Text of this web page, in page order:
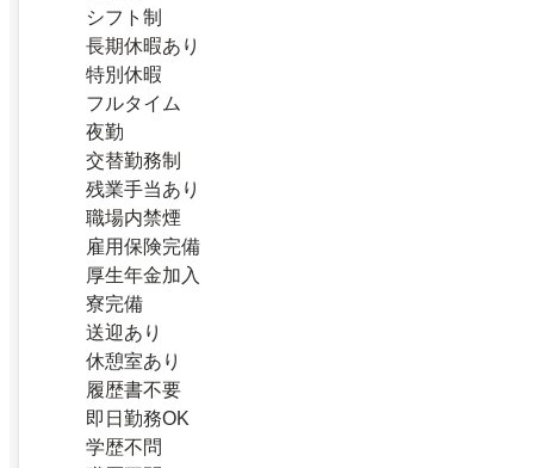
シフト制
長期休暇あり
特別休暇
フルタイム
夜勤
交替勤務制
残業手当あり
職場内禁煙
雇用保険完備
厚生年金加入
寮完備
送迎あり
休憩室あり
履歴書不要
即日勤務OK
学歴不問